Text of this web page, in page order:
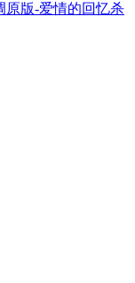
原版-爱情的回忆杀